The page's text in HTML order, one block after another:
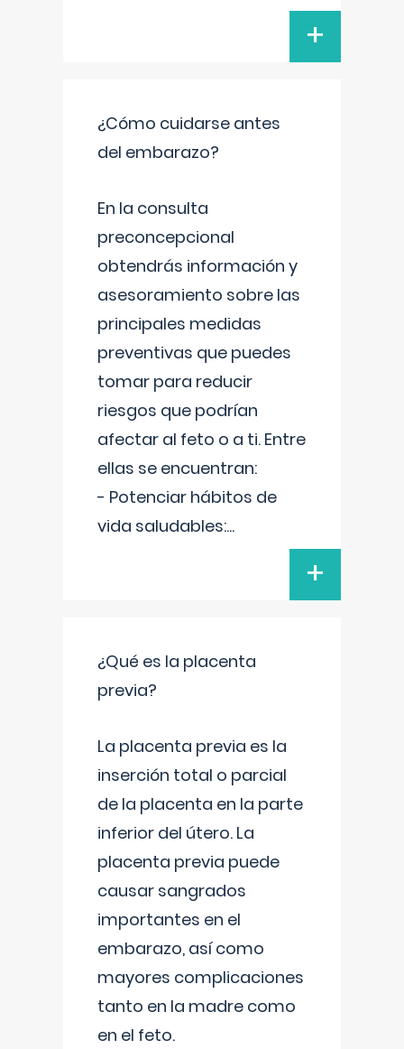
+
¿Cómo cuidarse antes
del embarazo?
En la consulta
preconcepcional
obtendrás información y
asesoramiento sobre las
principales medidas
preventivas que puedes
tomar para reducir
riesgos que podrían
afectar al feto o a ti. Entre
ellas se encuentran:
- Potenciar hábitos de
vida saludables:...
+
¿Qué es la placenta
previa?
La placenta previa es la
inserción total o parcial
de la placenta en la parte
inferior del útero. La
placenta previa puede
causar sangrados
importantes en el
embarazo, así como
mayores complicaciones
tanto en la madre como
en el feto.